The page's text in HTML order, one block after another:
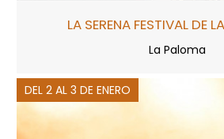
LA SERENA FESTIVAL DE
La Paloma
DEL 2 AL 3 DE ENERO